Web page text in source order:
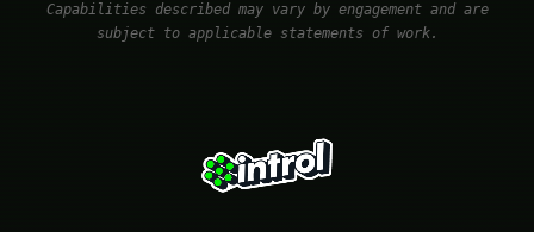
Capabilities described may vary by engagement and are
subject to applicable statements of work.